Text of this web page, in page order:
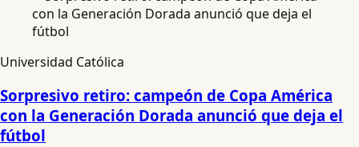
Universidad Católica
Sorpresivo retiro: campeón de Copa América
con la Generación Dorada anunció que deja el
fútbol